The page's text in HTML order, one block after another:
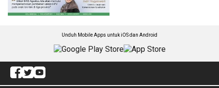
Unduh Mobile Apps untuk iOS dan Android